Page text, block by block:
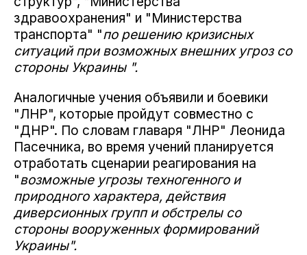
здравоохранения" и "Министерства
транспорта" "по решению кризисных
ситуаций при возможных внешних угроз со
стороны Украины ".
Аналогичные учения объявили и боевики
"ЛНР", которые пройдут совместно с
"ДНР". По словам главаря "ЛНР" Леонида
Пасечника, во время учений планируется
отработать сценарии реагирования на
"возможные угрозы техногенного и
природного характера, действия
диверсионных групп и обстрелы со
стороны вооруженных формирований
Украины".